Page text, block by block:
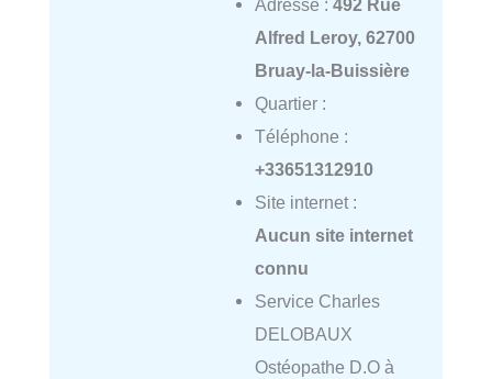
Adresse : 492 Rue
Alfred Leroy, 62700
Bruay-la-Buissière
Quartier :
Téléphone :
+33651312910
Site internet :
Aucun site internet
connu
Service Charles
DELOBAUX
Ostéopathe D.O à